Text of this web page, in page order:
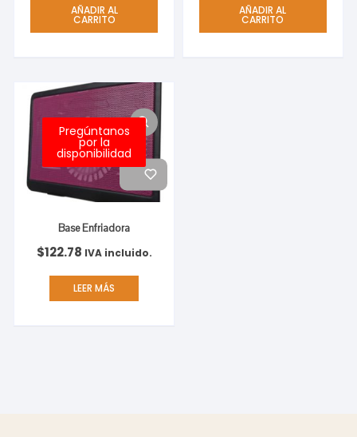
AÑADIR AL
CARRITO
AÑADIR AL
CARRITO
Pregúntanos
por la
disponibilidad
Base Enfriadora
$122.78 IVA incluido.
LEER MÁS